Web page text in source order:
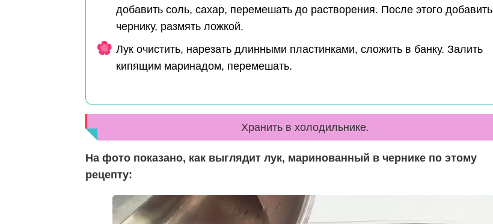
добавить соль, сахар, перемешать до растворения. После этого добавить
чернику, размять ложкой.
Лук очистить, нарезать длинными пластинками, сложить в банку. Залить
кипящим маринадом, перемешать.
Хранить в холодильнике.
На фото показано, как выглядит лук, маринованный в чернике по этому
рецепту: